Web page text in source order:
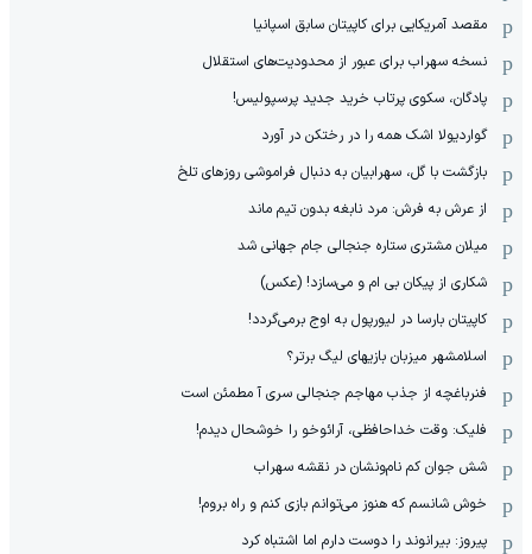
مقصد آمریکایی برای کاپیتان سابق اسپانیا
نسخه سهراب برای عبور از محدودیت‌های استقلال
پادگان، سکوی پرتاب خرید جدید پرسپولیس!
گواردیولا اشک همه را در رختکن در آورد
بازگشت با گل، سهرابیان به دنبال فراموشی روزهای تلخ
از عرش به فرش: مرد نابغه‌ بدون تیم ماند
میلان مشتری ستاره جنجالی جام جهانی شد
شکاری از پیکان بی ام و می‌سازد! (عکس)
کاپیتان بارسا در لیورپول به اوج برمی‌گردد!
اسلامشهر میزبان بازیهای لیگ برتر؟
فنرباغچه از جذب مهاجم جنجالی سری آ مطمئن است
فلیک: وقت خداحافظی، آرائوخو را خوشحال دیدم!
شش جوان کم نام‌و‌نشان در نقشه سهراب
خوش شانسم که هنوز می‌توانم بازی کنم و راه بروم!
پیروز: بیرانوند را دوست دارم اما اشتباه کرد